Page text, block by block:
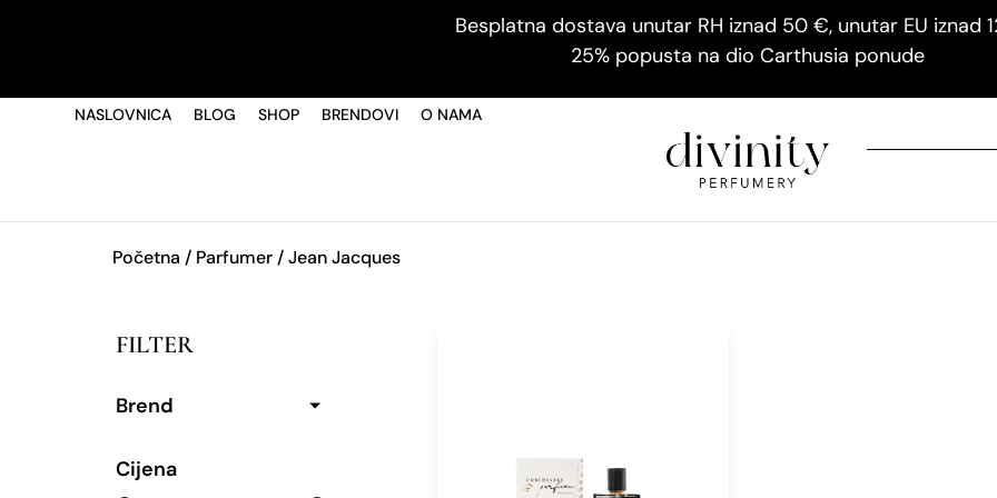
Besplatna dostava unutar RH iznad 50 €, unutar EU iznad
25% popusta na dio Carthusia ponude
NASLOVNICA BLOG SHOP BRENDOVI O NAMA
Početna / Parfumer / Jean Jacques
FILTER
Brend
Cijena